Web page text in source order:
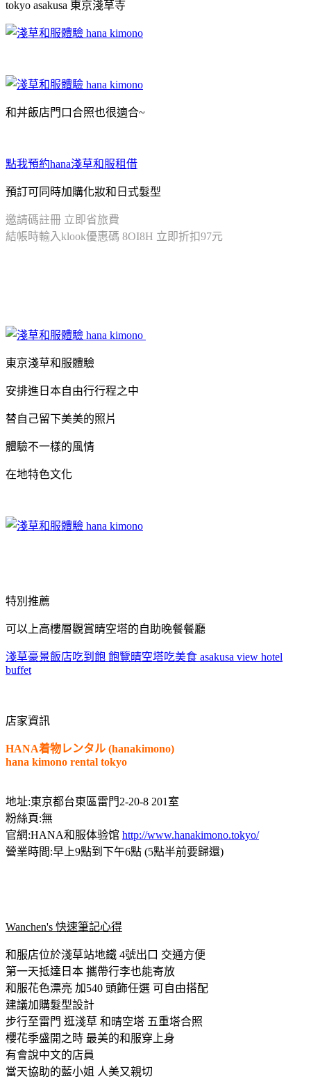
tokyo asakusa 東京淺草寺
和丼飯店門口合照也很適合~
點我預約hana淺草和服租借
預訂可同時加購化妝和日式髮型
邀請碼註冊 立即省旅費
結帳時輸入klook優惠碼 8OI8H 立即折扣97元
東京淺草和服體驗
安排進日本自由行行程之中
替自己留下美美的照片
體驗不一樣的風情
在地特色文化
特別推薦
可以上高樓層觀賞晴空塔的自助晚餐餐廳
淺草豪景飯店吃到飽 飽覽晴空塔吃美食 asakusa view hotel
buffet
店家資訊
HANA着物レンタル (hanakimono)
hana kimono rental tokyo
地址:東京都台東區雷門2-20-8 201室
粉絲頁:無
官網:HANA和服体验馆 http://www.hanakimono.tokyo/
營業時間:早上9點到下午6點 (5點半前要歸還)
Wanchen's 快速筆記心得
和服店位於淺草站地鐵 4號出口 交通方便
第一天抵達日本 攜帶行李也能寄放
和服花色漂亮 加540 頭飾任選 可自由搭配
建議加購髮型設計
步行至雷門 逛淺草 和晴空塔 五重塔合照
櫻花季盛開之時 最美的和服穿上身
有會說中文的店員
當天協助的藍小姐 人美又親切